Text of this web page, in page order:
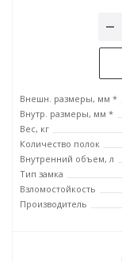
Внешн. размеры, мм *
Внутр. размеры, мм *
Вес, кг
Количество полок
Внутренний объем, л
Тип замка
Взломостойкость
Производитель